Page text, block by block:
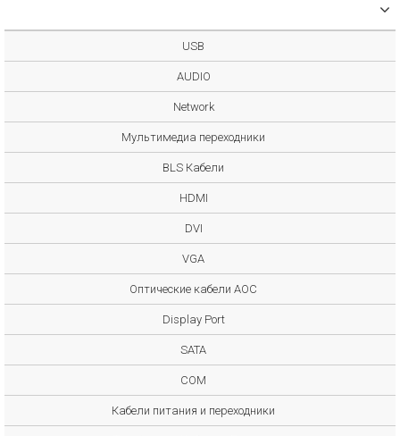
USB
AUDIO
Network
Мультимедиа переходники
BLS Кабели
HDMI
DVI
VGA
Оптические кабели AOC
Display Port
SATA
COM
Кабели питания и переходники